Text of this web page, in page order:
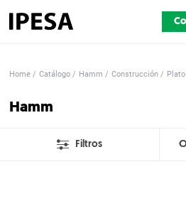
Home Catálogo Hamm Construcción
Hamm
Filtros